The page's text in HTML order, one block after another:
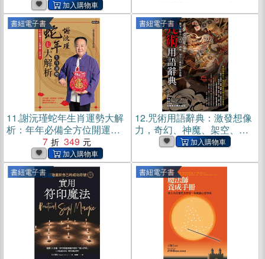
書紐電子書
11.謝沅瑾蛇年生肖運勢大解
析：年年必備全方位開運工
具書！(電子書)
7 349
書紐電子書
12.咒術用語辭典：激發想像
力，奇幻、神魔、架空、靈
異創作必備(電子書)
書紐電子書 書紐電子書